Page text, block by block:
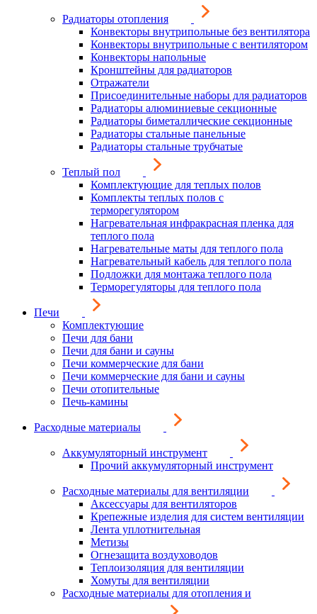
Радиаторы отопления
Конвекторы внутрипольные без вентилятора
Конвекторы внутрипольные с вентилятором
Конвекторы напольные
Кронштейны для радиаторов
Отражатели
Присоединительные наборы для радиаторов
Радиаторы алюминиевые секционные
Радиаторы биметаллические секционные
Радиаторы стальные панельные
Радиаторы стальные трубчатые
Теплый пол
Комплектующие для теплых полов
Комплекты теплых полов с
терморегулятором
Нагревательная инфракрасная пленка для
теплого пола
Нагревательные маты для теплого пола
Нагревательный кабель для теплого пола
Подложки для монтажа теплого пола
Терморегуляторы для теплого пола
Печи
Комплектующие
Печи для бани
Печи для бани и сауны
Печи коммерческие для бани
Печи коммерческие для бани и сауны
Печи отопительные
Печь-камины
Расходные материалы
Аккумуляторный инструмент
Прочий аккумуляторный инструмент
Расходные материалы для вентиляции
Аксессуары для вентиляторов
Крепежные изделия для систем вентиляции
Лента уплотнительная
Метизы
Огнезащита воздуховодов
Теплоизоляция для вентиляции
Хомуты для вентиляции
Расходные материалы для отопления и